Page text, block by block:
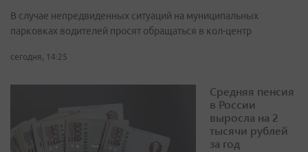
В случае непредвиденных ситуаций на муниципальных
парковках водителей просят обращаться в кол-центр
сегодня, 14:25
Средняя пенсия
в России
выросла на 2
тысячи рублей
за год